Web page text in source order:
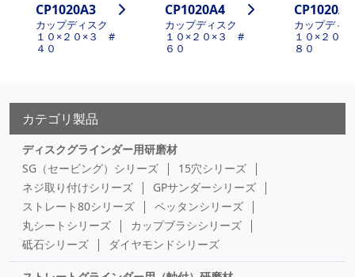
CP1020A3
カップディスク
１０×２０×３ #
４０
CP1020A4
カップディスク
１０×２０×３ #
６０
CP1020A5
カップデ
１０×２０
８０
カテゴリ製品
ディスクグラインダー用研磨材
SG（セービング）シリーズ
15穴シリーズ
ネジ取り付けシリーズ
GPサンダーシリーズ
ストレート80シリーズ
ペッタンシリーズ
丸シートシリーズ
カップブラシシリーズ
砥石シリーズ
ダイヤモンドシリーズ